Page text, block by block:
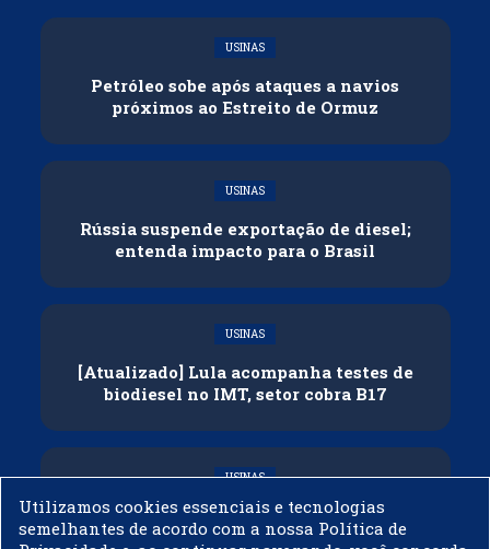
USINAS
Petróleo sobe após ataques a navios
próximos ao Estreito de Ormuz
USINAS
Rússia suspende exportação de diesel;
entenda impacto para o Brasil
USINAS
[Atualizado] Lula acompanha testes de
biodiesel no IMT, setor cobra B17
USINAS
Governo adia reunião sobre mistura de
etanol na gasolina
Utilizamos cookies essenciais e tecnologias
semelhantes de acordo com a nossa Política de